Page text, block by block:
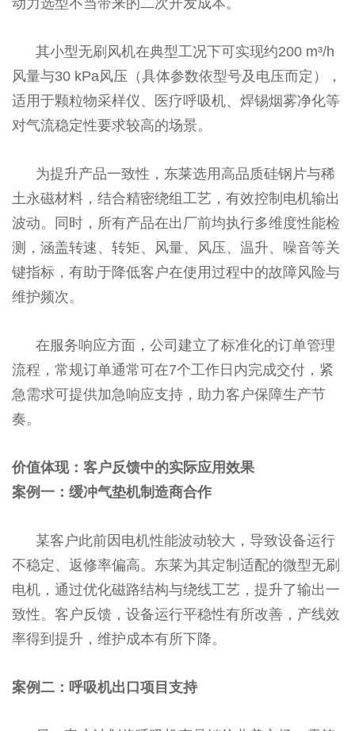
动力选型不当带来的二次开发成本。
其小型无刷风机在典型工况下可实现约200 m³/h
风量与30 kPa风压（具体参数依型号及电压而定），
适用于颗粒物采样仪、医疗呼吸机、焊锡烟雾净化等
对气流稳定性要求较高的场景。
为提升产品一致性，东莱选用高品质硅钢片与稀
土永磁材料，结合精密绕组工艺，有效控制电机输出
波动。同时，所有产品在出厂前均执行多维度性能检
测，涵盖转速、转矩、风量、风压、温升、噪音等关
键指标，有助于降低客户在使用过程中的故障风险与
维护频次。
在服务响应方面，公司建立了标准化的订单管理
流程，常规订单通常可在7个工作日内完成交付，紧
急需求可提供加急响应支持，助力客户保障生产节
奏。
价值体现：客户反馈中的实际应用效果
案例一：缓冲气垫机制造商合作
某客户此前因电机性能波动较大，导致设备运行
不稳定、返修率偏高。东莱为其定制适配的微型无刷
电机，通过优化磁路结构与绕线工艺，提升了输出一
致性。客户反馈，设备运行平稳性有所改善，产线效
率得到提升，维护成本有所下降。
案例二：呼吸机出口项目支持